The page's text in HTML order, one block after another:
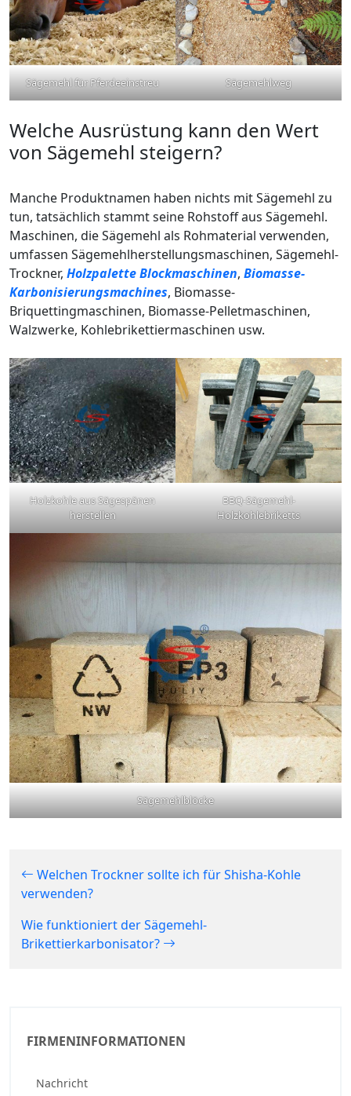
FIRMENINFORMATIONEN
Nachricht
Sägemehl für Pferdeeinstreu Sägemehlweg
Welche Ausrüstung kann den Wert
von Sägemehl steigern?
Manche Produktnamen haben nichts mit Sägemehl zu
tun, tatsächlich stammt seine Rohstoff aus Sägemehl.
Maschinen, die Sägemehl als Rohmaterial verwenden,
umfassen Sägemehlherstellungsmaschinen, Sägemehl-
Trockner, Holzpalette Blockmaschinen, Biomasse-
Karbonisierungsmachines, Biomasse-
Briquettingmaschinen, Biomasse-Pelletmaschinen,
Walzwerke, Kohlebrikettiermaschinen usw.
Holzkohle aus Sägespänen
herstellen
BBQ-Sägemehl-
Holzkohlebriketts
Sägemehlblöcke
Welchen Trockner sollte ich für Shisha-Kohle
verwenden?
Wie funktioniert der Sägemehl-
Brikettierkarbonisator?